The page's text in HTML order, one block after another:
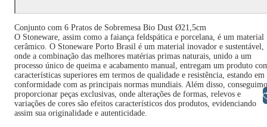
Conjunto com 6 Pratos de Sobremesa Bio Dust Ø21,5cm
O Stoneware, assim como a faiança feldspática e porcelana, é um material
cerâmico. O Stoneware Porto Brasil é um material inovador e sustentável,
onde a combinação das melhores matérias primas naturais, unido a um
processo único de queima e acabamento manual, entregam um produto
características superiores em termos de qualidade e resistência, estando em
conformidade com as principais normas mundiais. Além disso,
proporcionar peças exclusivas, onde alterações de formas, relevos e
variações de cores são efeitos característicos dos produtos, evidenciando
assim sua originalidade e autenticidade.
Libras